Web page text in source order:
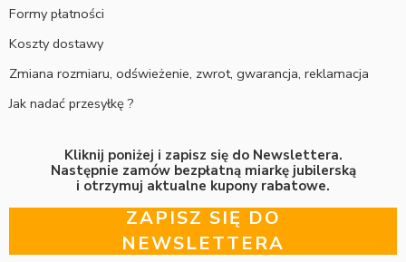
Formy płatności
Koszty dostawy
Zmiana rozmiaru, odświeżenie, zwrot, gwarancja, reklamacja
Jak nadać przesyłkę ?
Kliknij poniżej i zapisz się do Newslettera.
Następnie zamów bezpłatną miarkę jubilerską
i otrzymuj aktualne kupony rabatowe.
ZAPISZ SIĘ DO
NEWSLETTERA